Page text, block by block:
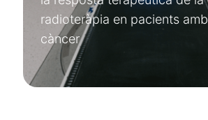
radioteràpia en pacients amb
càncer